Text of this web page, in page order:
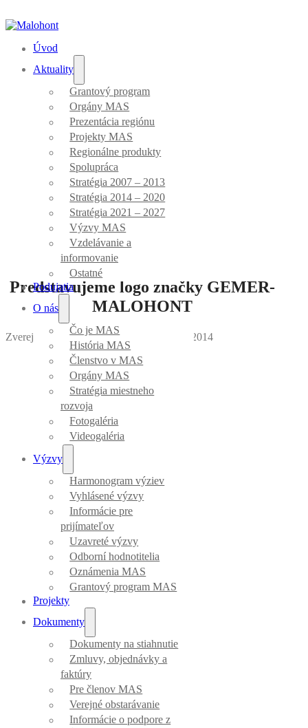
Úvod
Aktuality
Grantový program
Orgány MAS
Prezentácia regiónu
Projekty MAS
Regionálne produkty
Spolupráca
Stratégia 2007 – 2013
Stratégia 2014 – 2020
Stratégia 2021 – 2027
Výzvy MAS
Vzdelávanie a
informovanie
Ostatné
Podujatia
O nás
Čo je MAS
História MAS
Členstvo v MAS
Orgány MAS
Stratégia miestneho
rozvoja
Fotogaléria
Videogaléria
Výzvy
Harmonogram výziev
Vyhlásené výzvy
Informácie pre
prijímateľov
Uzavreté výzvy
Odborní hodnotitelia
Oznámenia MAS
Grantový program MAS
Projekty
Dokumenty
Dokumenty na stiahnutie
Zmluvy, objednávky a
faktúry
Pre členov MAS
Verejné obstarávanie
Informácie o podpore z
Aktuality
Úvod/Projekty MAS
Predstavujeme logo značky GEMER-
MALOHONT
Zverejnila Mirka Vargová｜ Dátum: 23.05.2014